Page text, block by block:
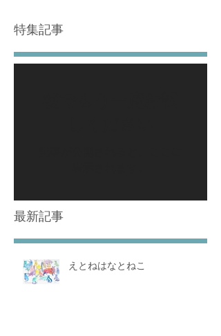
特集記事
最新記事
えとねはなとねこ